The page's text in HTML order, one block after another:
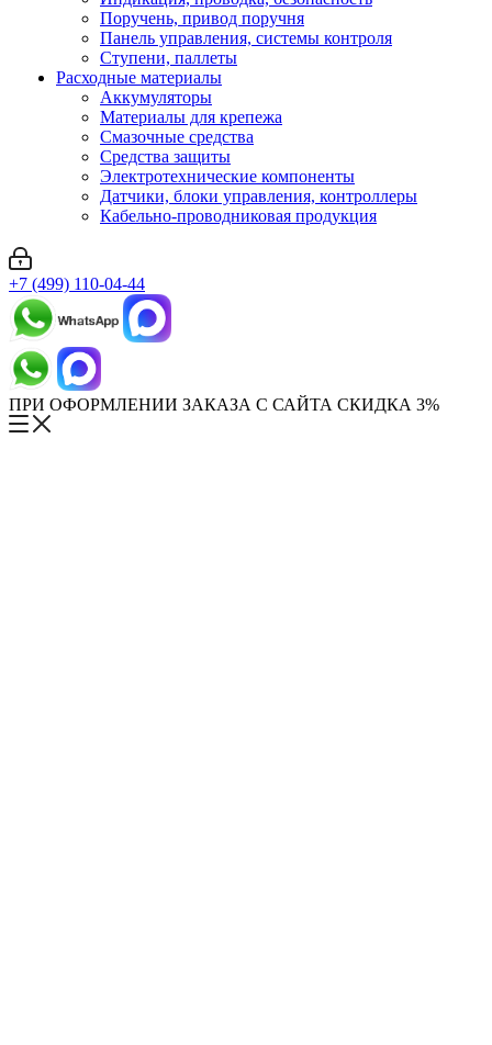
Поручень, привод поручня
Панель управления, системы контроля
Ступени, паллеты
Расходные материалы
Аккумуляторы
Материалы для крепежа
Смазочные средства
Средства защиты
Электротехнические компоненты
Датчики, блоки управления, контроллеры
Кабельно-проводниковая продукция
+7 (499) 110-04-44
ПРИ ОФОРМЛЕНИИ ЗАКАЗА С САЙТА СКИДКА 3%